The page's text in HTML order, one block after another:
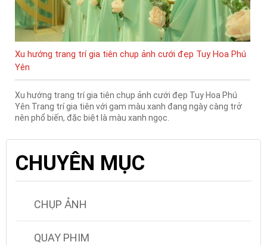
Xu hướng trang trí gia tiên chụp ảnh cưới đẹp Tuy Hoa Phú
Yên
Xu hướng trang trí gia tiên chụp ảnh cưới đẹp Tuy Hoa Phú
Yên Trang trí gia tiên với gam màu xanh đang ngày càng trở
nên phổ biến, đặc biệt là màu xanh ngọc.
CHUYÊN MỤC
CHỤP ẢNH
QUAY PHIM